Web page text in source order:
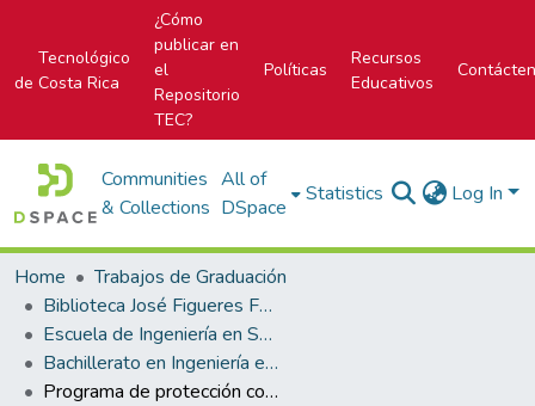
Tecnológico
de Costa Rica
¿Cómo
publicar en
el
Repositorio
TEC?
Políticas
Recursos
Educativos
Communities
& Collections
All of
DSpace
Statistics Log In
Home
Trabajos de Graduación
Biblioteca José Figueres Ferrer
Escuela de Ingeniería en Seguridad Laboral e Higiene Ambiental
Bachillerato en Ingeniería en Seguridad Laboral e Higiene Ambiental
Programa de protección contra caídas para trabajos en altura en labores de mantenimiento y despacho de productos en la planta Trefilería de ArcelorMittal Costa Rica